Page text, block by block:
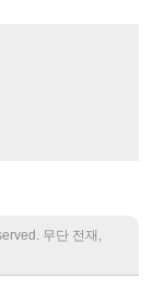
무단 전재,